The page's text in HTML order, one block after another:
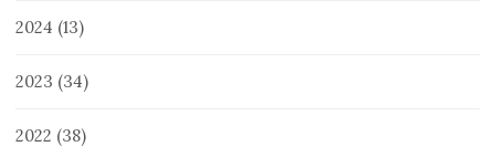
2024 (13)
2023 (34)
2022 (38)